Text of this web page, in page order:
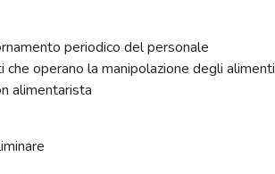
periodico del personale
operano la manipolazione degli alimenti
alimentarista